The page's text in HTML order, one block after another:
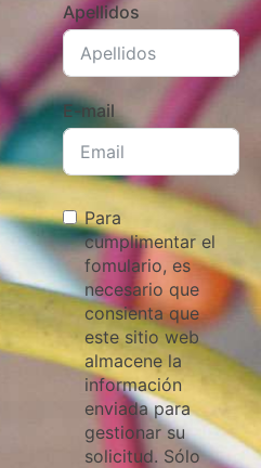
Apellidos
E-mail
Para
cumplimentar el
fomulario, es
necesario que
consienta que
este sitio web
almacene la
información
enviada para
gestionar su
solicitud. Sólo